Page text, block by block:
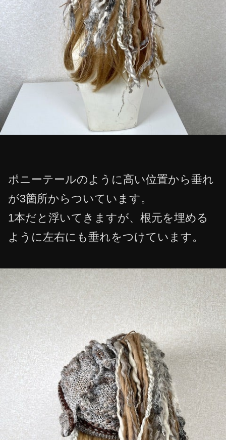
ポニーテールのように高い位置から垂れ
が3箇所からついています。
1本だと浮いてきますが、根元を埋める
ように左右にも垂れをつけています。